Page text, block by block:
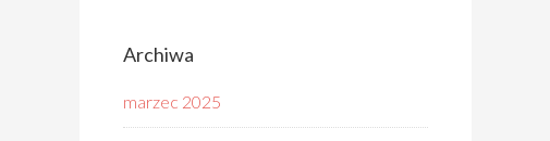
Archiwa
marzec 2025